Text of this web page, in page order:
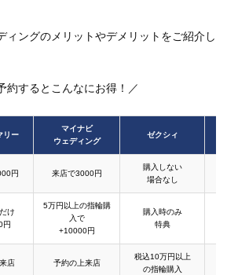
ィングのメリットやデメリットをご紹介し
約するとこんなにお得！／
リー
マイナビ
ウェディング
ゼクシィ
円 来店で3000円
購入しない
場合なし
け
円
5万円以上の指輪購
入で
+10000円
購入時のみ
特典
店 予約の上来店
税込10万円以上
の指輪購入